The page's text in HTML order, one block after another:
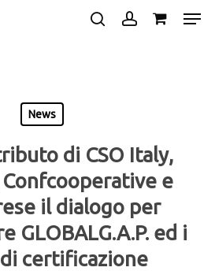
News
di CSO Italy,
e
il dialogo per
GLOBALG.A.P. ed i
certificazione